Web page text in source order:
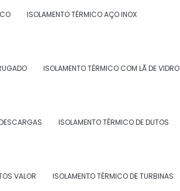
ISOLAMENTO TÉRMICO AÇO INOX
ISOLAMENTO TÉRMICO COM LÃ DE VIDRO
ISOLAMENTO TÉRMICO DE DUTOS
VALOR ISOLAMENTO TÉRMICO DE TURBINAS